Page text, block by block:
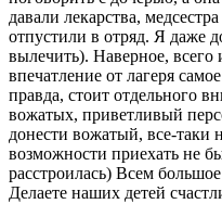
давали лекарства,
отпустили в отряд. Я даже
вылечить). Наверное, всего
впечатление от лагеря
правда, стоит отдельного
вожатых, приветливый
донести вожатый, все-таки
возможности приехать не
расстроилась) Всем
Делаете наших детей